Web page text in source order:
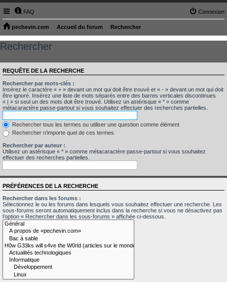
FAQ Connexion
pechevin.com Accueil du forum Rechercher
Rechercher
REQUÊTE DE LA RECHERCHE
Rechercher par mots-clés :
Insérez le caractère « + » devant un mot qui doit être trouvé et « - » devant un mot qui doit
être ignoré. Insérez une liste de mots séparés entre des barres verticales discontinues
« | » si seul un des mots doit être trouvé. Utilisez un astérisque « * » comme
métacaractère passe-partout si vous souhaitez effectuer des recherches partielles.
Rechercher tous les termes ou utiliser une question comme élément
Rechercher n’importe quel de ces termes
Rechercher par auteur :
Utilisez un astérisque « * » comme métacaractère passe-partout si vous souhaitez
effectuer des recherches partielles.
PRÉFÉRENCES DE LA RECHERCHE
Rechercher dans les forums :
Sélectionnez le ou les forums dans lesquels vous souhaitez effectuer une recherche. Les
sous-forums seront automatiquement inclus dans la recherche si vous ne désactivez pas
l’option « Rechercher dans les sous-forums » affichée ci-dessous.